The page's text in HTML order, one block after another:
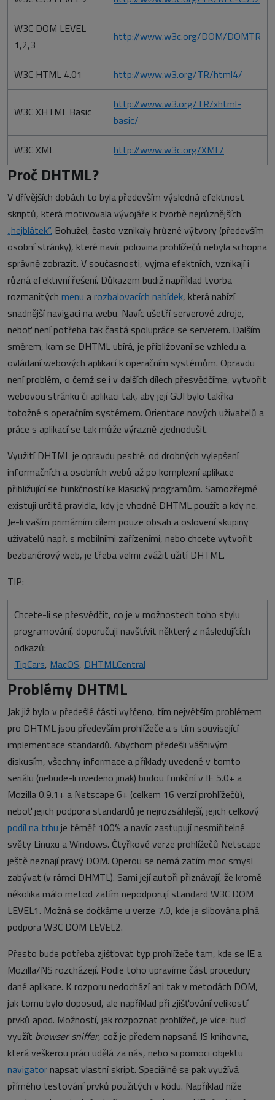
W3C DOM LEVEL
1,2,3
http://www.w3c.org/DOM/DOMTR
W3C HTML 4.01 http://www.w3.org/TR/html4/
W3C XHTML Basic
http://www.w3.org/TR/xhtml-
basic/
W3C XML
http://www.w3c.org/XML/
Proč DHTML?
V dřívějších dobách to byla především výsledná efektnost
skriptů, která motivovala vývojáře k tvorbě nejrůznějších
„hejblátek“. Bohužel, často vznikaly hrůzné výtvory (především
osobní stránky), které navíc polovina prohlížečů nebyla schopna
správně zobrazit. V současnosti, vyjma efektních, vznikají i
různá efektivní řešení. Důkazem budiž například tvorba
rozmanitých menu arozbalovacích nabídek, která nabízí
snadnější navigaci na webu. Navíc ušetří serverové zdroje,
neboť není potřeba tak častá spolupráce se serverem. Dalším
směrem, kam se DHTML ubírá, je přibližovaní se vzhledu a
ovládaní webových aplikací k operačním systémům. Opravdu
není problém, o čemž se i v dalších dílech přesvědčíme, vytvořit
webovou stránku či aplikaci tak, aby její GUI bylo takřka
totožné s operačním systémem. Orientace nových uživatelů a
práce s aplikací se tak může výrazně zjednodušit.
Využití DHTML je opravdu pestré: od drobných vylepšení
informačních a osobních webů až po komplexní aplikace
přibližující se funkčností ke klasický programům. Samozřejmě
existuji určitá pravidla, kdy je vhodné DHTML použít a kdy ne.
Je-li vaším primárním cílem pouze obsah a oslovení skupiny
uživatelů např. s mobilními zařízeními, nebo chcete vytvořit
bezbariérový web, je třeba velmi zvážit užití DHTML.
TIP:
Chcete-li se přesvědčit, co je v možnostech toho stylu
programování, doporučuji navštívit některý z následujících
odkazů:
TipCars, MacOS, DHTMLCentral
Problémy DHTML
Jak již bylo v předešlé části vyřčeno, tím největším problémem
pro DHTML jsou především prohlížeče a s tím související
implementace standardů. Abychom předešli vášnivým
diskusím, všechny informace a příklady uvedené v tomto
seriálu (nebude-li uvedeno jinak) budou funkční v IE 5.0+ a
Mozilla 0.9.1+ a Netscape 6+ (celkem 16 verzí prohlížečů),
neboť jejich podpora standardů je nejrozsáhlejší, jejich celkový
podíl na trhu je téměř 100% a navíc zastupují nesmiřitelné
světy Linuxu a Windows. Čtyřkové verze prohlížečů Netscape
ještě neznají pravý DOM. Operou se nemá zatím moc smysl
zabývat (v rámci DHMTL). Sami její autoři přiznávají, že kromě
několika málo metod zatím nepodporují standard W3C DOM
LEVEL1. Možná se dočkáme u verze 7.0, kde je slibována plná
podpora W3C DOM LEVEL2.
Přesto bude potřeba zjišťovat typ prohlížeče tam, kde se IE a
Mozilla/NS rozcházejí. Podle toho upravíme část procedury
dané aplikace. K rozporu nedochází ani tak v metodách DOM,
jak tomu bylo doposud, ale například při zjišťování velikostí
prvků apod. Možností, jak rozpoznat prohlížeč, je více: buď
využít browser sniffer, což je předem napsaná JS knihovna,
která veškerou práci udělá za nás, nebo si pomoci objektu
navigator napsat vlastní skript. Speciálně se pak využívá
přímého testování prvků použitých v kódu. Například níže